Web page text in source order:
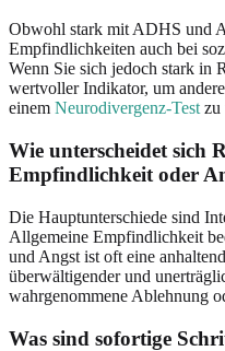
Obwohl stark mit ADHS und
Empfindlichkeiten auch bei
Wenn Sie sich jedoch stark in
wertvoller Indikator, um
einem Neurodivergenz-Testzu
Wie unterscheidet sich
Empfindlichkeit oder
Die Hauptunterschiede sind
Allgemeine Empfindlichkeit
und Angst ist oft eine
überwältigender und
wahrgenommene Ablehnung
Was sind sofortige